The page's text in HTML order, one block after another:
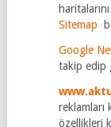
haritalarını
Sitemap
Google
takip edip
reklamları
özellikleri